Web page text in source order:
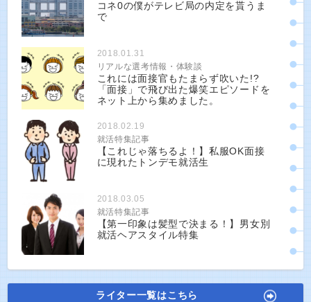
コネ0の僕がテレビ局の内定を貰うま
で
2018.01.31
リアルな選考情報・体験談
これには面接官もたまらず吹いた!?
「面接」で飛び出た爆笑エピソードを
ネット上から集めました。
2018.02.19
就活特集記事
【これじゃ落ちるよ！】私服OK面接
に現れたトンデモ就活生
2018.03.05
就活特集記事
【第一印象は髪型で決まる！】男女別
就活ヘアスタイル特集
ライター一覧はこちら